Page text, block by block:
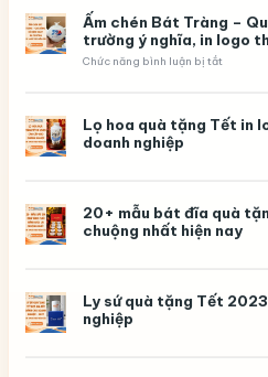
Ấm chén Bát Tràng –
trường ý nghĩa, in logo
Chức năng bình luận bị tắt
Tràng
–
ra
trường
theo
Lọ hoa quà tặng Tết in
doanh nghiệp
20+ mẫu bát đĩa quà
chuộng nhất hiện nay
Ly sứ quà tặng Tết
nghiệp